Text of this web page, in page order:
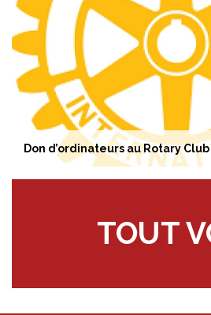
Don d’ordinateurs au Rotary Club
TOUT